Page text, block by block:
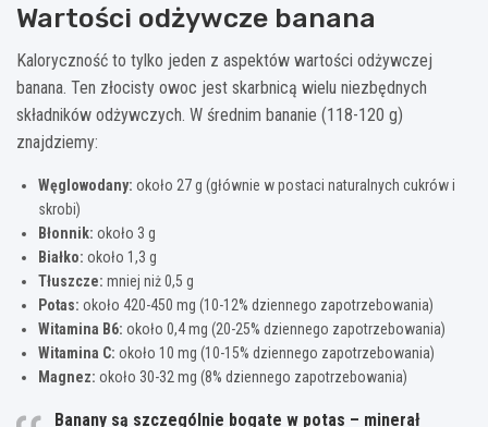
Wartości odżywcze banana
Kaloryczność to tylko jeden z aspektów wartości odżywczej
banana. Ten złocisty owoc jest skarbnicą wielu niezbędnych
składników odżywczych. W średnim bananie (118-120 g)
znajdziemy:
Węglowodany: około 27 g (głównie w postaci naturalnych cukrów i
skrobi)
Błonnik: około 3 g
Białko: około 1,3 g
Tłuszcze: mniej niż 0,5 g
Potas: około 420-450 mg (10-12% dziennego zapotrzebowania)
Witamina B6: około 0,4 mg (20-25% dziennego zapotrzebowania)
Witamina C: około 10 mg (10-15% dziennego zapotrzebowania)
Magnez: około 30-32 mg (8% dziennego zapotrzebowania)
Banany są szczególnie bogate w potas – minerał